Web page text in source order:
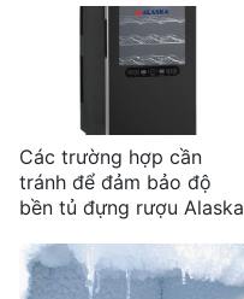
Các trường hợp cần
tránh để đảm bảo độ
bền tủ đựng rượu Alaska